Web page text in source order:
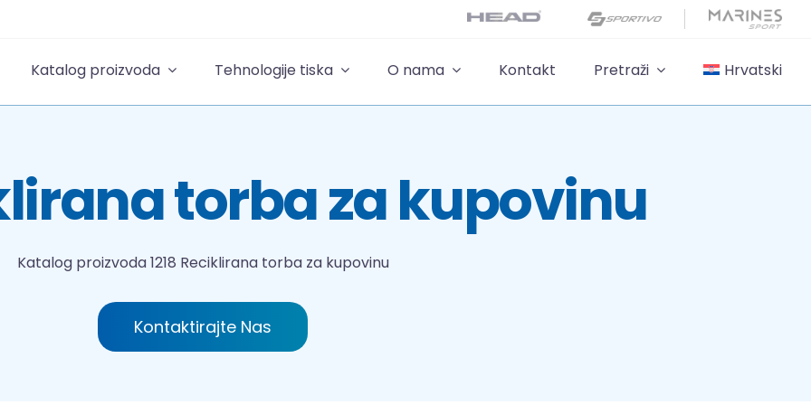
Katalog proizvoda Tehnologije tiska O nama Kontakt Pretraži Hrvatski
torba za kupovinu
Katalog proizvoda1218 Reciklirana torba za kupovinu
Kontaktirajte Nas